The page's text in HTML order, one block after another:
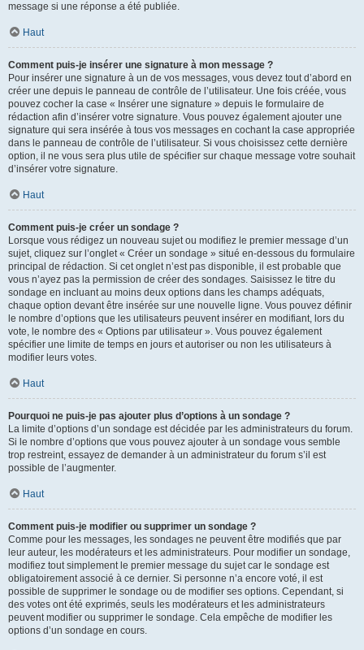
message si une réponse a été publiée.
Haut
Comment puis-je insérer une signature à mon message ?
Pour insérer une signature à un de vos messages, vous devez tout d’abord en
créer une depuis le panneau de contrôle de l’utilisateur. Une fois créée, vous
pouvez cocher la case « Insérer une signature » depuis le formulaire de
rédaction afin d’insérer votre signature. Vous pouvez également ajouter une
signature qui sera insérée à tous vos messages en cochant la case appropriée
dans le panneau de contrôle de l’utilisateur. Si vous choisissez cette dernière
option, il ne vous sera plus utile de spécifier sur chaque message votre souhait
d’insérer votre signature.
Haut
Comment puis-je créer un sondage ?
Lorsque vous rédigez un nouveau sujet ou modifiez le premier message d’un
sujet, cliquez sur l’onglet « Créer un sondage » situé en-dessous du formulaire
principal de rédaction. Si cet onglet n’est pas disponible, il est probable que
vous n’ayez pas la permission de créer des sondages. Saisissez le titre du
sondage en incluant au moins deux options dans les champs adéquats,
chaque option devant être insérée sur une nouvelle ligne. Vous pouvez définir
le nombre d’options que les utilisateurs peuvent insérer en modifiant, lors du
vote, le nombre des « Options par utilisateur ». Vous pouvez également
spécifier une limite de temps en jours et autoriser ou non les utilisateurs à
modifier leurs votes.
Haut
Pourquoi ne puis-je pas ajouter plus d’options à un sondage ?
La limite d’options d’un sondage est décidée par les administrateurs du forum.
Si le nombre d’options que vous pouvez ajouter à un sondage vous semble
trop restreint, essayez de demander à un administrateur du forum s’il est
possible de l’augmenter.
Haut
Comment puis-je modifier ou supprimer un sondage ?
Comme pour les messages, les sondages ne peuvent être modifiés que par
leur auteur, les modérateurs et les administrateurs. Pour modifier un sondage,
modifiez tout simplement le premier message du sujet car le sondage est
obligatoirement associé à ce dernier. Si personne n’a encore voté, il est
possible de supprimer le sondage ou de modifier ses options. Cependant, si
des votes ont été exprimés, seuls les modérateurs et les administrateurs
peuvent modifier ou supprimer le sondage. Cela empêche de modifier les
options d’un sondage en cours.